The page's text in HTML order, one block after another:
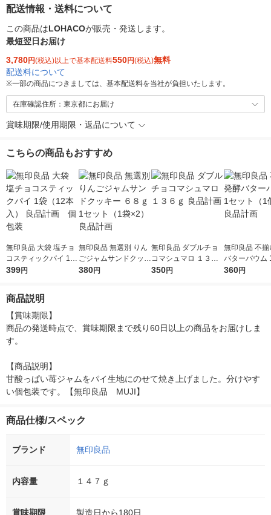
配送情報・送料について
この商品はLOHACOが販売・発送します。
最短翌日お届け
3,780円(税込)以上で基本配送料550円(税込)無料
配送料について
※一部の商品につきましては、基本配送料を当社が負担いたします。
在庫確認住所：東京都にお届け
賞味期限/使用期限・返品について
こちらの商品もおすすめ
無印良品 大袋 塩チョ
コスティックパイ 1袋
（12本入） 良品計
399円
無印良品 無選別 りん
ごジャムサンドクッキ
ー ６８ｇ 1セット（1
380円
無印良品 ダブルチョ
コマシュマロ １３６
ｇ 良品計画
350円
無印良品 不揃
バターバウム
（1個×2） 良
360円
商品説明
【賞味期限】
商品の発送時点で、賞味期限まで残り60日以上の商品をお届けしま
す。
【商品説明】
甘酸っぱい苺ジャムをパイ生地にのせて焼き上げました。分けやす
い個包装です。【無印良品　MUJI】
商品仕様/スペック
ブランド 無印良品
内容量 １４７ｇ
賞味期限 製造日から180日